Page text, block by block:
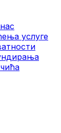
услуге